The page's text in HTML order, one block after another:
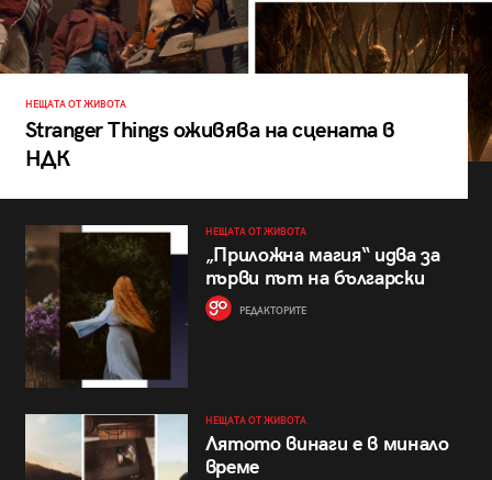
НЕЩАТА ОТ ЖИВОТА
Stranger Things оживява на сцената в
НДК
НЕЩАТА ОТ ЖИВОТА
„Приложна магия“ идва за
първи път на български
РЕДАКТОРИТЕ
НЕЩАТА ОТ ЖИВОТА
Лятото винаги е в минало
време